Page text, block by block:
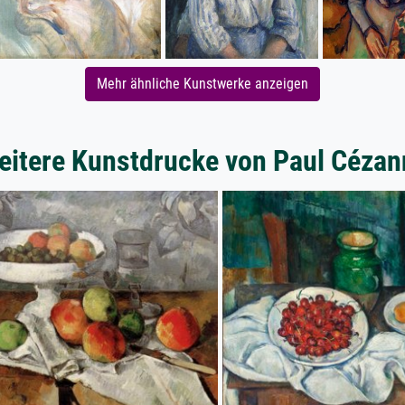
Mehr ähnliche Kunstwerke anzeigen
Kunstdrucke von Paul